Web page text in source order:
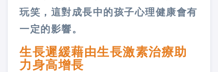
玩笑，這對成長中的孩子心理健康會有
一定的影響。
生長遲緩藉由生長激素治療助
力身高增長